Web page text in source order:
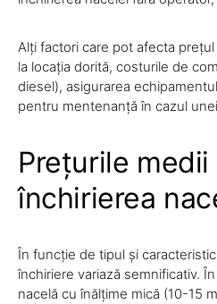
Alți factori care pot afecta
la locația dorită, costurile de
diesel), asigurarea
pentru mentenanță în cazul
Prețurile
închirierea
În funcție de tipul și
închiriere variază semnificativ.
nacelă cu înălțime mică (10-15